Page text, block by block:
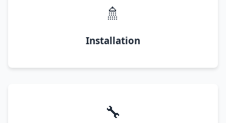
🚿
Installation
🔧